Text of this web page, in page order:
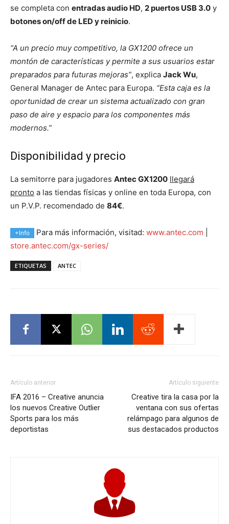
se completa con entradas audio HD, 2 puertos USB 3.0 y
botones on/off de LED y reinicio.
“A un precio muy competitivo, la GX1200 ofrece un
montón de características y permite a sus usuarios estar
preparados para futuras mejoras”, explica Jack Wu,
General Manager de Antec para Europa. “Esta caja es la
oportunidad de crear un sistema actualizado con gran
paso de aire y espacio para los componentes más
modernos.”
Disponibilidad y precio
La semitorre para jugadores Antec GX1200 llegará
pronto a las tiendas físicas y online en toda Europa, con
un P.V.P. recomendado de 84€.
+Info Para más información, visitad: www.antec.com
store.antec.com/gx-series/
ETIQUETAS ANTEC
Artículo anterior
IFA 2016 – Creative anuncia
los nuevos Creative Outlier
Sports para los más
deportistas
Artículo siguiente
Creative tira la casa por la
ventana con sus ofertas
relámpago para algunos de
sus destacados productos